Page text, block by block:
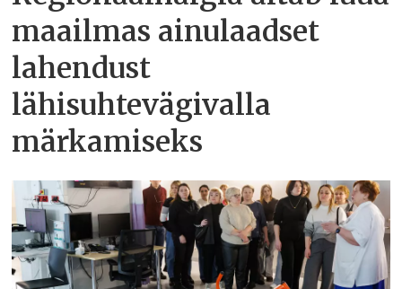
maailmas ainulaadset
lahendust
lähisuhtevägivalla
märkamiseks